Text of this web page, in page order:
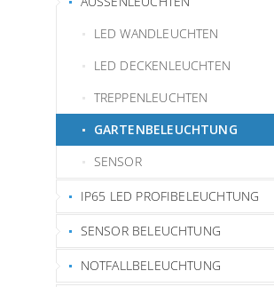
LED WANDLEUCHTEN
LED DECKENLEUCHTEN
TREPPENLEUCHTEN
GARTENBELEUCHTUNG
SENSOR
IP65 LED PROFIBELEUCHTUNG
SENSOR BELEUCHTUNG
NOTFALLBELEUCHTUNG